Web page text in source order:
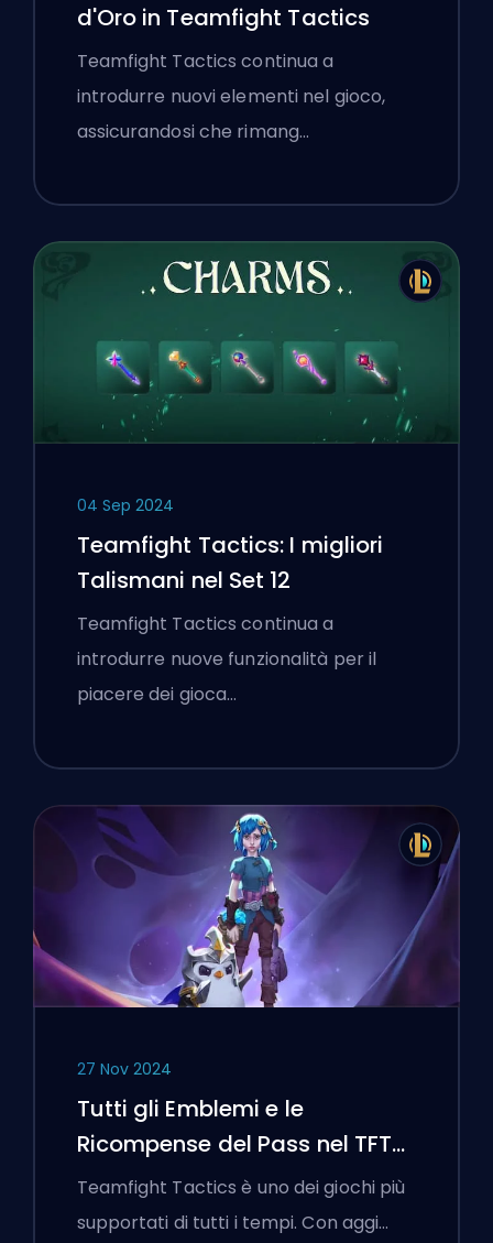
d'Oro in Teamfight Tactics
Teamfight Tactics continua a
introdurre nuovi elementi nel gioco,
assicurandosi che rimang…
04 Sep 2024
Teamfight Tactics: I migliori
Talismani nel Set 12
Teamfight Tactics continua a
introdurre nuove funzionalità per il
piacere dei gioca…
27 Nov 2024
Tutti gli Emblemi e le
Ricompense del Pass nel TFT
Set 13
Teamfight Tactics è uno dei giochi più
supportati di tutti i tempi. Con aggi…